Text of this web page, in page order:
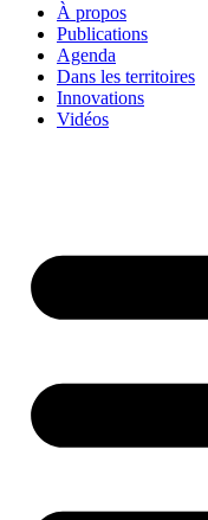
À propos
Publications
Agenda
Dans les territoires
Innovations
Vidéos